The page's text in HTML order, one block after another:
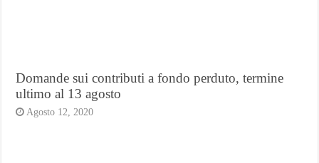
Domande sui contributi a fondo perduto, termine
ultimo al 13 agosto
Agosto 12, 2020